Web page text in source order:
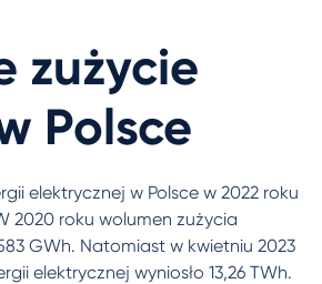
zużycie
Polsce
elektrycznej w Polsce w 2022 roku
2020 roku wolumen zużycia
GWh. Natomiast w kwietniu 2023
elektrycznej wyniosło 13,26 TWh.